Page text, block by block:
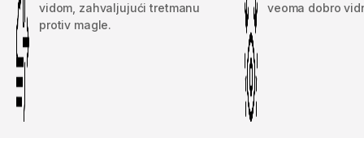
vidom, zahvaljujući tretmanu
protiv magle.
veoma dobro